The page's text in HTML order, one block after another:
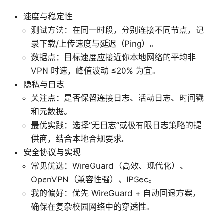
速度与稳定性
测试方法：在同一时段，分别连接不同节点，记
录下载/上传速度与延迟（Ping）。
数据点：目标速度应接近你本地网络的平均非
VPN 时速，峰值波动 ≤20% 为宜。
隐私与日志
关注点：是否保留连接日志、活动日志、时间戳
和元数据。
最优实践：选择“无日志”或极有限日志策略的提
供商，结合本地合规要求。
安全协议与实现
常见优选：WireGuard（高效、现代化）、
OpenVPN（兼容性强）、IPSec。
我的偏好：优先 WireGuard + 自动回退方案，
确保在复杂校园网络中的穿透性。